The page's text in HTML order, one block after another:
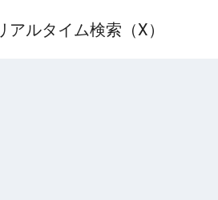
アルタイム検索（X）